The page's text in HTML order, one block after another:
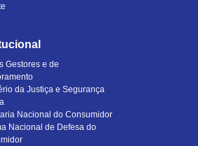
Gestores e de
da Justiça e Segurança
Nacional do Consumidor
Nacional de Defesa do